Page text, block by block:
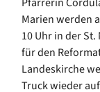
Marien werden
10 Uhr in der
für den
Landeskirche
Truck wieder